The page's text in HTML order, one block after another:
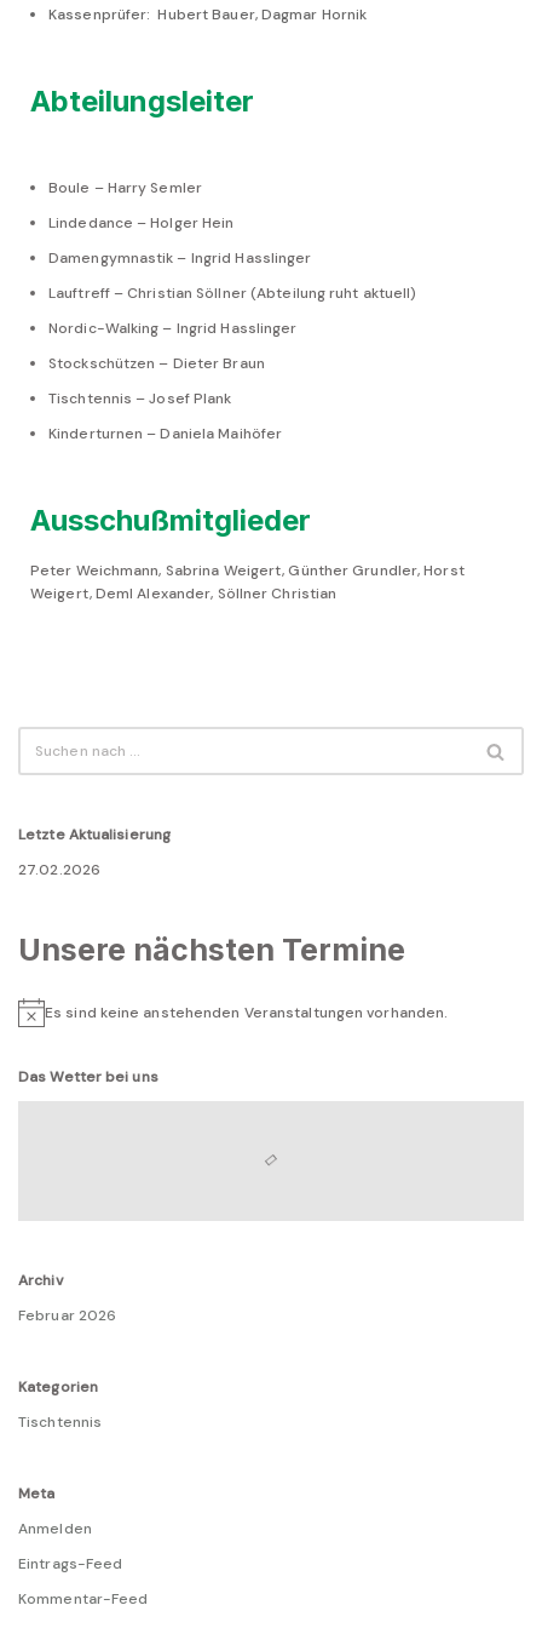
Kassenprüfer: Hubert Bauer, Dagmar Hornik
Abteilungsleiter
Boule – Harry Semler
Lindedance – Holger Hein
Damengymnastik – Ingrid Hasslinger
Lauftreff – Christian Söllner (Abteilung ruht aktuell)
Nordic-Walking – Ingrid Hasslinger
Stockschützen – Dieter Braun
Tischtennis – Josef Plank
Kinderturnen – Daniela Maihöfer
Ausschußmitglieder
Peter Weichmann, Sabrina Weigert, Günther Grundler, Horst
Weigert, Deml Alexander, Söllner Christian
Letzte Aktualisierung
27.02.2026
Unsere nächsten Termine
HinweisEs sind keine anstehenden Veranstaltungen vorhanden.
Das Wetter bei uns
Archiv
Februar 2026
Kategorien
Tischtennis
Meta
Anmelden
Eintrags-Feed
Kommentar-Feed